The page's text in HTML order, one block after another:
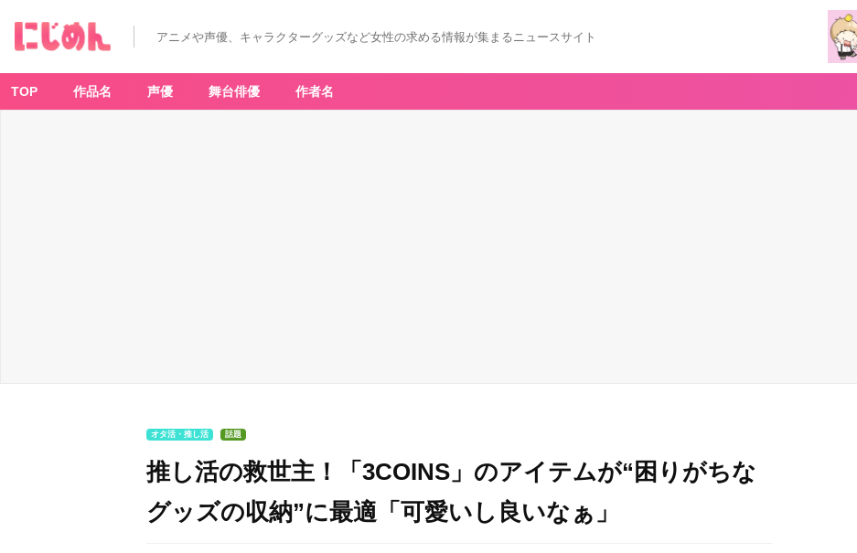
アニメや声優、キャラクターグッズなど女性の求める情報が集まるニュースサイト
TOP 作品名 声優 舞台俳優 作者名
オタ活・推し活 話題
推し活の救世主！「3COINS」のアイテムが“困りがちな
グッズの収納”に最適「可愛いし良いなぁ」